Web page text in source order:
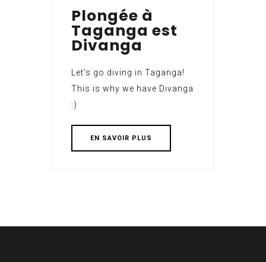
Plongée à
Taganga est
Divanga
Let's go diving in Taganga!
This is why we have Divanga
:)
EN SAVOIR PLUS